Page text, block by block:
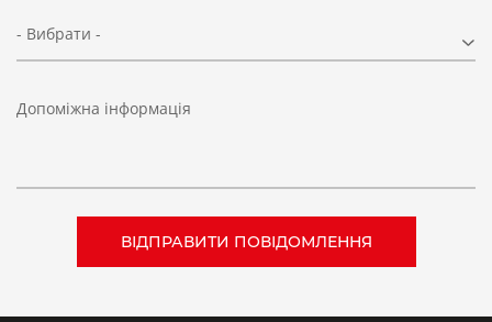
- Вибрати -
Допоміжна інформація